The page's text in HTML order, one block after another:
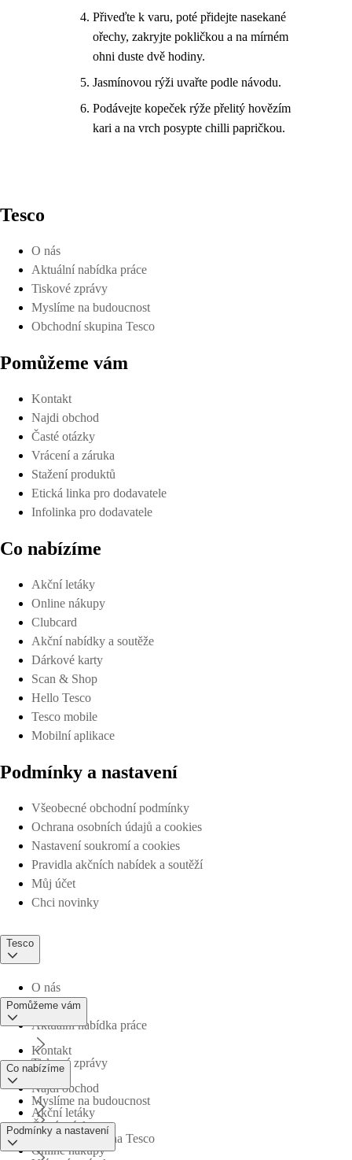
Přiveďte k varu, poté přidejte nasekané
ořechy, zakryjte pokličkou a na mírném
ohni duste dvě hodiny.
Jasmínovou rýži uvařte podle návodu.
Podávejte kopeček rýže přelitý hovězím
kari a na vrch posypte chilli papričkou.
Tesco
O nás
Aktuální nabídka práce
Tiskové zprávy
Myslíme na budoucnost
Obchodní skupina Tesco
Pomůžeme vám
Kontakt
Najdi obchod
Časté otázky
Vrácení a záruka
Stažení produktů
Etická linka pro dodavatele
Infolinka pro dodavatele
Co nabízíme
Akční letáky
Online nákupy
Clubcard
Akční nabídky a soutěže
Dárkové karty
Scan & Shop
Hello Tesco
Tesco mobile
Mobilní aplikace
Podmínky a nastavení
Všeobecné obchodní podmínky
Ochrana osobních údajů a cookies
Nastavení soukromí a cookies
Pravidla akčních nabídek a soutěží
Můj účet
Chci novinky
Tesco
O nás
Aktuální nabídka práce
Tiskové zprávy
Myslíme na budoucnost
Obchodní skupina Tesco
Pomůžeme vám
Kontakt
Najdi obchod
Časté otázky
Co nabízíme
Akční letáky
Online nákupy
Podmínky a nastavení